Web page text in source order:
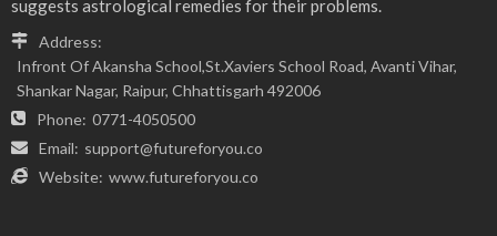
suggests astrological remedies for their problems.
Address:
Infront Of Akansha School,St.Xaviers School Road, Avanti Vihar,
Shankar Nagar, Raipur, Chhattisgarh 492006
Phone: 0771-4050500
Email: support@futureforyou.co
Website: www.futureforyou.co